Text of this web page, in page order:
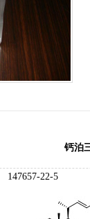
钙泊
147657-22-5